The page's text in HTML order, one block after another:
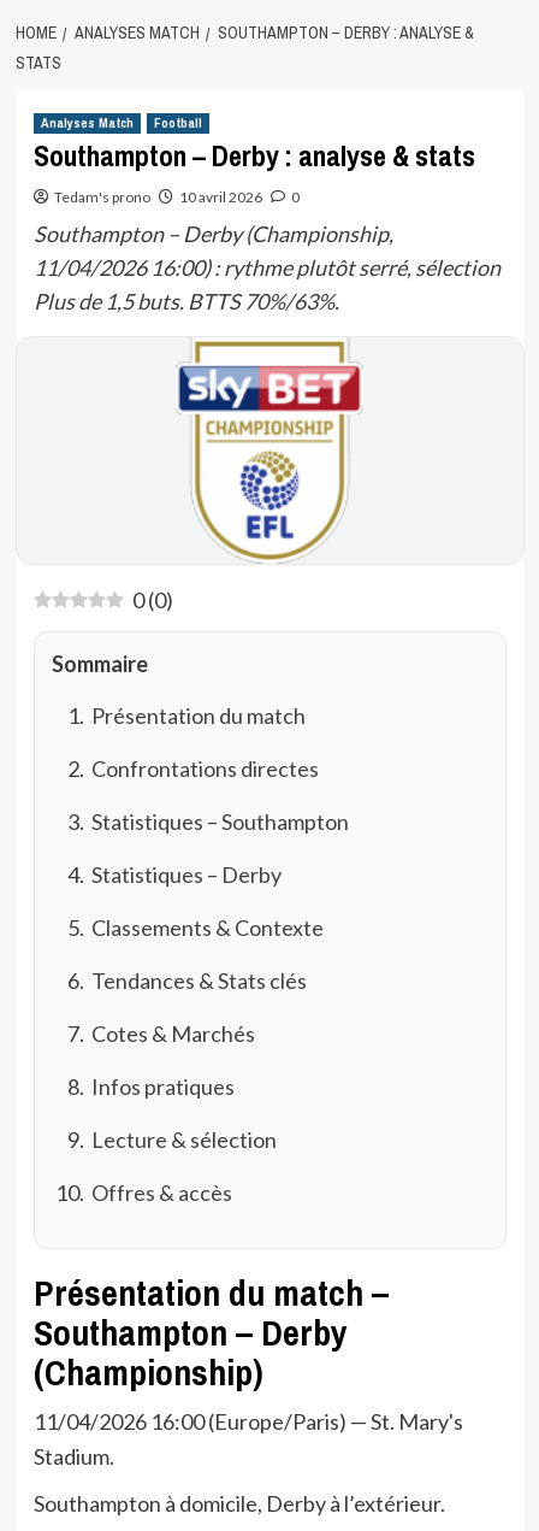
HOME ANALYSES MATCH
SOUTHAMPTON – DERBY : ANALYSE &
STATS
Analyses Match Football
Southampton – Derby : analyse & stats
Tedam's prono 10 avril 2026 0
Southampton – Derby (Championship,
11/04/2026 16:00) : rythme plutôt serré, sélection
Plus de 1,5 buts. BTTS 70%/63%.
0(0)
Sommaire
Présentation du match
Confrontations directes
Statistiques – Southampton
Statistiques – Derby
Classements & Contexte
Tendances & Stats clés
Cotes & Marchés
Infos pratiques
Lecture & sélection
Offres & accès
Présentation du match –
Southampton – Derby
(Championship)
11/04/2026 16:00 (Europe/Paris) — St. Mary's
Stadium.
Southampton à domicile, Derby à l’extérieur.